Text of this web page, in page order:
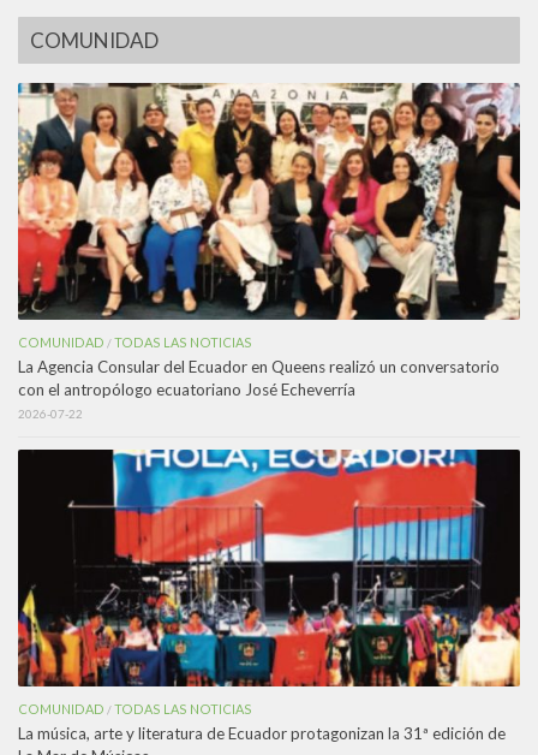
COMUNIDAD
COMUNIDAD /TODAS LAS NOTICIAS
La Agencia Consular del Ecuador en Queens realizó un conversatorio
con el antropólogo ecuatoriano José Echeverría
2026-07-22
COMUNIDAD /TODAS LAS NOTICIAS
La música, arte y literatura de Ecuador protagonizan la 31ª edición de